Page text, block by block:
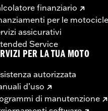
finanziario
per le
assicurativi
Service
PER LA TUA MOTO
autorizzata
d’uso
di manutenzione